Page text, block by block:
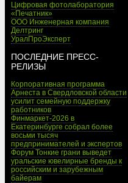
Цифровая фотолаборатория
«Печатник»
ООО Инженерная компания
Делтринг
УралПроЭксперт
ПОСЛЕДНИЕ ПРЕСС-
РЕЛИЗЫ
Корпоративная программа
Арнеста в Свердловской области
усилит семейную поддержку
работников
Финмаркет-2026 в
Екатеринбурге собрал более
восьми тысяч
предпринимателей и экспертов
Форум Тонкие грани выведет
уральские ювелирные бренды к
российским и зарубежным
байерам